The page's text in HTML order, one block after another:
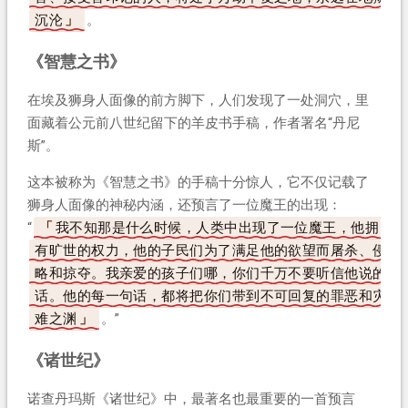
沉沦
。
《智慧之书》
在埃及狮身人面像的前方脚下，人们发现了一处洞穴，里
面藏着公元前八世纪留下的羊皮书手稿，作者署名“丹尼
斯”。
这本被称为《智慧之书》的手稿十分惊人，它不仅记载了
狮身人面像的神秘内涵，还预言了一位魔王的出现：
“
我不知那是什么时候，人类中出现了一位魔王，他拥
有旷世的权力，他的子民们为了满足他的欲望而屠杀、侵
略和掠夺。我亲爱的孩子们哪，你们千万不要听信他说的
话。他的每一句话，都将把你们带到不可回复的罪恶和灾
难之渊
。”
《诸世纪》
诺查丹玛斯《诸世纪》中，最著名也最重要的一首预言